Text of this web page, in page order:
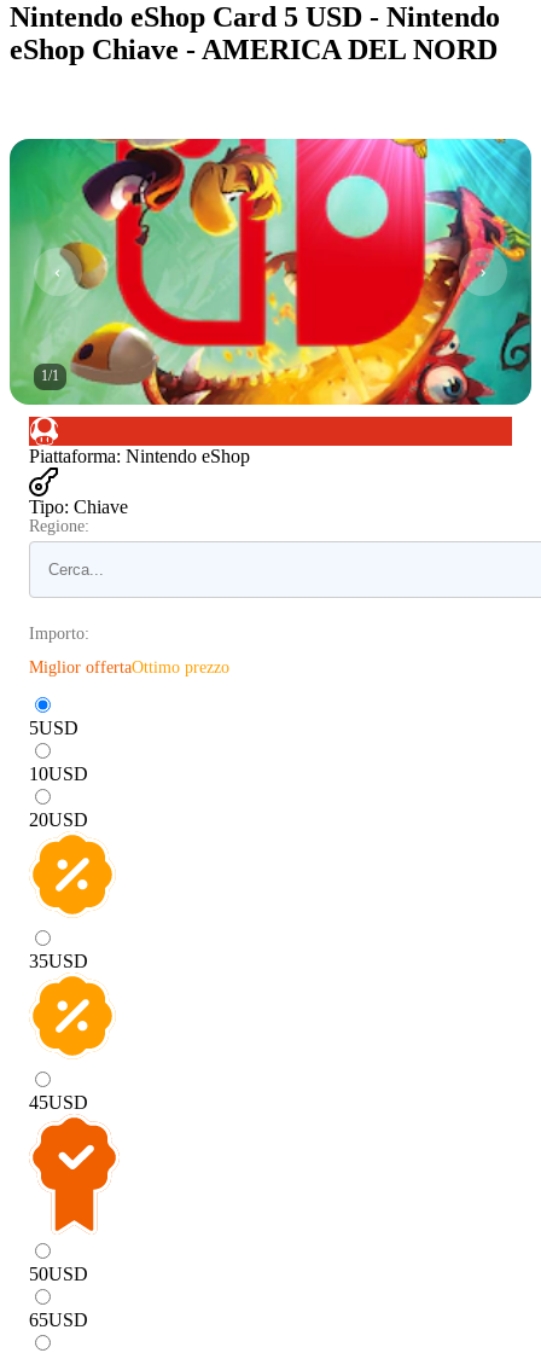
Nintendo eShop Card 5 USD - Nintendo
eShop Chiave - AMERICA DEL NORD
1/1
Piattaforma: Nintendo eShop
Tipo: Chiave
Regione:
Importo:
Miglior offertaOttimo prezzo
5USD
10USD
20USD
35USD
45USD
50USD
65USD